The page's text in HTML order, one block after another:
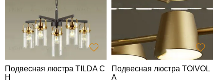
Подвесная люстра TILDA C
H
Подвесная люстра TOIVOL
A